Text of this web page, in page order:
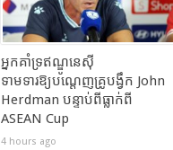
អ្នកគាំទ្រឥណ្ឌូនេស៊ី
ទាមទារឱ្យបណ្តេញគ្រូបង្វឹក John
Herdman បន្ទាប់ពីធ្លាក់ពី
ASEAN Cup
4 hours ago